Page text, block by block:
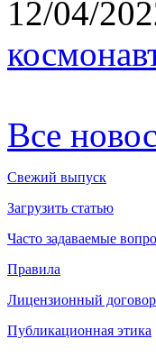
12/04/
Все
Свежий выпуск
Загрузить статью
Часто задаваемые
Правила
Лицензионный договор
Публикационная этика